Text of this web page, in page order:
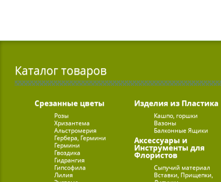
Каталог товаров
Срезанные цветы
Розы
Хризантема
Альстромерия
Гербера, Гермини
Гермини
Гвоздика
Гидрангия
Гипсофила
Лилия
Изделия из Пластика
Кашпо, горшки
Вазоны
Балконные Ящики
Аксессуары и
Инструменты для
Флористов
Сыпучий материал
Вставки, Прищепки,